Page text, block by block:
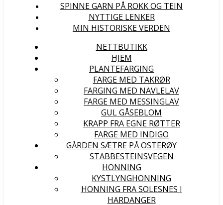
SPINNE GARN PÅ ROKK OG TEIN
NYTTIGE LENKER
MIN HISTORISKE VERDEN
NETTBUTIKK
HJEM
PLANTEFARGING
FARGE MED TAKRØR
FARGING MED NAVLELAV
FARGE MED MESSINGLAV
GUL GÅSEBLOM
KRAPP FRA EGNE RØTTER
FARGE MED INDIGO
GÅRDEN SÆTRE PÅ OSTERØY
STABBESTEINSVEGEN
HONNING
KYSTLYNGHONNING
HONNING FRA SOLESNES I
HARDANGER